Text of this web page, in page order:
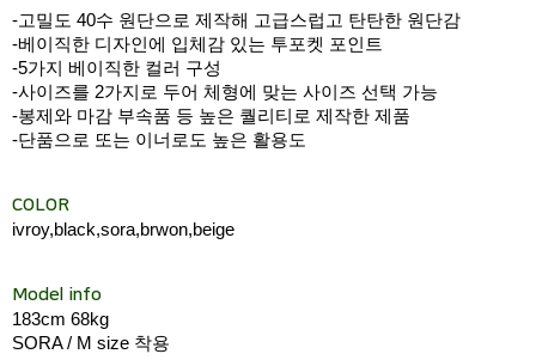
-고밀도 40수 원단으로 제작해 고급스럽고 탄탄한 원단감
-베이직한 디자인에 입체감 있는 투포켓 포인트
-5가지 베이직한 컬러 구성
-사이즈를 2가지로 두어 체형에 맞는 사이즈 선택 가능
-봉제와 마감 부속품 등 높은 퀄리티로 제작한 제품
-단품으로 또는 이너로도 높은 활용도
COLOR
ivroy,black,sora,brwon,beige
Model info
183cm 68kg
SORA / M size 착용